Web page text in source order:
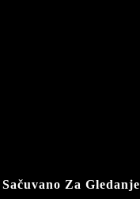
Sačuvano Za Gledanje